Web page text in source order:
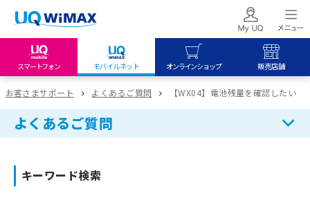
スマートフォン モバイルネット オンラインショップ 販売店舗
my UQ WiMAX
UQ WiMAX ご契約の方
My UQ mobile
UQ mobile
UQ mobile
オンラインショップ
UQ WiMAX
UQ mobile
販売店舗
UQ WiMAX
お客さまサポート よくあるご質問 【WX04】電池残量を確認したい
よくあるご質問
キーワード検索